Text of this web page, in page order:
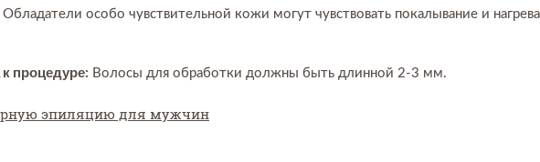
Обладатели особо чувствительной кожи могут чувствовать покалывание и
процедуре: Волосы для обработки должны быть длинной 2-3 мм.
эпиляцию для мужчин